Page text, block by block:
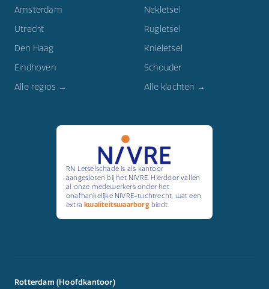
Amsterdam
Utrecht
Den Haag
Eindhoven
Alle regios →
Nekletsel
Rugletsel
Knieletsel
Schouder
Alle klachten →
RN Letselschade is als kantoor
aangesloten bij het NIVRE. Hierdoor vallen
al onze medewerkers onder het
onafhankelijke NIVRE-tuchtrecht, wat een
extra kwaliteitswaarborgbiedt.
Rotterdam (Hoofdkantoor)